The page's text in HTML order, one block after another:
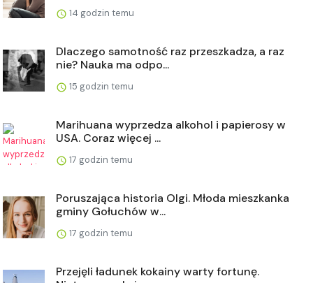
14 godzin temu
Dlaczego samotność raz przeszkadza, a raz
nie? Nauka ma odpo...
15 godzin temu
Marihuana wyprzedza alkohol i papierosy w
USA. Coraz więcej ...
17 godzin temu
Poruszająca historia Olgi. Młoda mieszkanka
gminy Gołuchów w...
17 godzin temu
Przejęli ładunek kokainy warty fortunę.